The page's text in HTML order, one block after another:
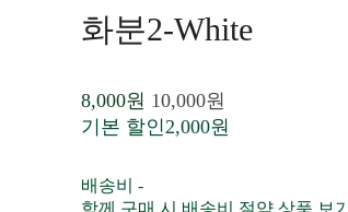
화분2-White
8,000원 10,000원
기본 할인2,000원
배송비-
함께 구매 시 배송비 절약 상품 보기